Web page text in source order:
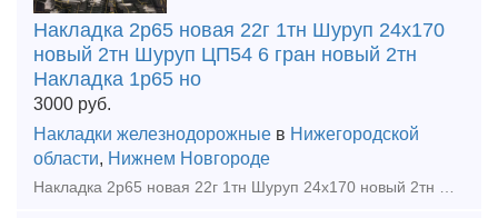
Накладка 2р65 новая 22г 1тн Шуруп 24х170
новый 2тн Шуруп ЦП54 6 гран новый 2тн
Накладка 1р65 но
3000 руб.
Накладки железнодорожные в Нижегородской
области, Нижнем Новгороде
Накладка 2р65 новая 22г 1тн Шуруп 24х170 новый 2тн Шуруп ЦП54 6 гран новый 2тн Накладка 1р65 новая 22г 2,5тн Костыль 16х16х165 новый 8тн Клеммный болт 22х75 голый новый 2,5тн Закладн